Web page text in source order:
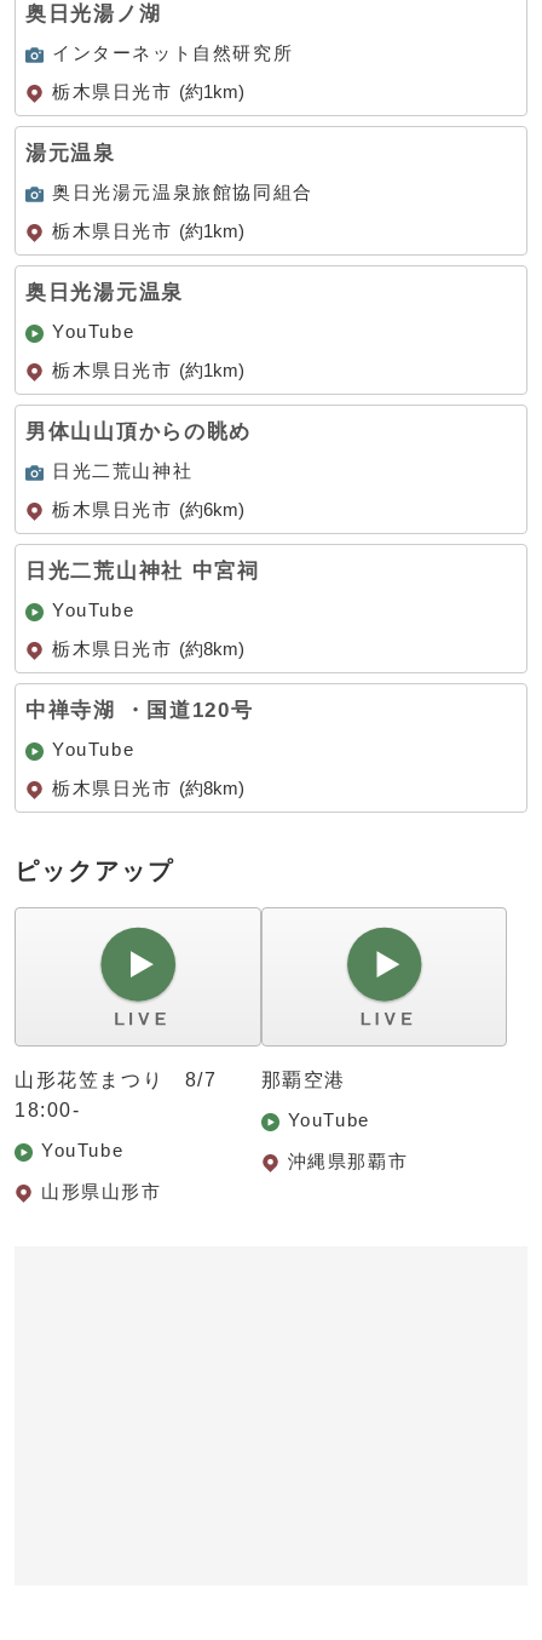
奥日光湯ノ湖
インターネット自然研究所
栃木県日光市 (約1km)
湯元温泉
奥日光湯元温泉旅館協同組合
栃木県日光市 (約1km)
奥日光湯元温泉
YouTube
栃木県日光市 (約1km)
男体山山頂からの眺め
日光二荒山神社
栃木県日光市 (約6km)
日光二荒山神社 中宮祠
YouTube
栃木県日光市 (約8km)
中禅寺湖 ・国道120号
YouTube
栃木県日光市 (約8km)
ピックアップ
山形花笠まつり 8/7
18:00-
YouTube
山形県山形市
那覇空港
YouTube
沖縄県那覇市